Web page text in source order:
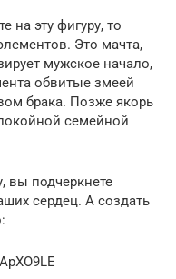
на эту фигуру, то
Это мачта,
мужское начало,
обвитые змеей
брака. Позже якорь
семейной
вы подчеркнете
сердец. А создать